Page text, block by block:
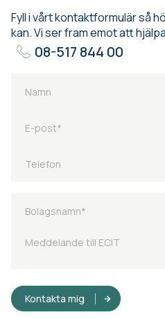
Fyll i vårt kontaktformulär så
kan. Vi ser fram emot att
08-517 844 00